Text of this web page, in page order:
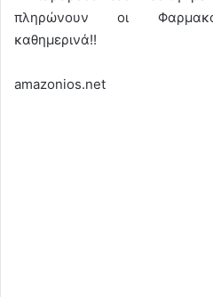
πληρώνουν οι
καθημερινά!!
amazonios.net